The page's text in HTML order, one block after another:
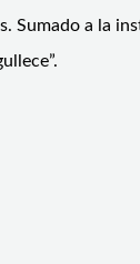
Sumado a la